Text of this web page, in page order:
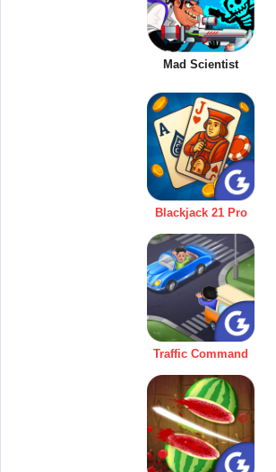
Mad Scientist
Blackjack 21 Pro
Traffic Command